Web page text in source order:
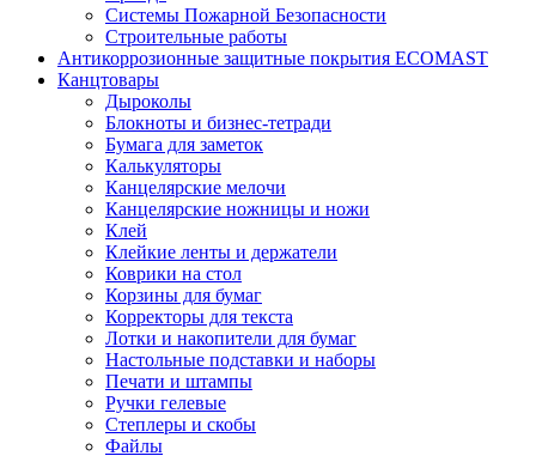
Системы Пожарной Безопасности
Строительные работы
Антикоррозионные защитные покрытия ECOMAST
Канцтовары
Дыроколы
Блокноты и бизнес-тетради
Бумага для заметок
Калькуляторы
Канцелярские мелочи
Канцелярские ножницы и ножи
Клей
Клейкие ленты и держатели
Коврики на стол
Корзины для бумаг
Корректоры для текста
Лотки и накопители для бумаг
Настольные подставки и наборы
Печати и штампы
Ручки гелевые
Степлеры и скобы
Файлы